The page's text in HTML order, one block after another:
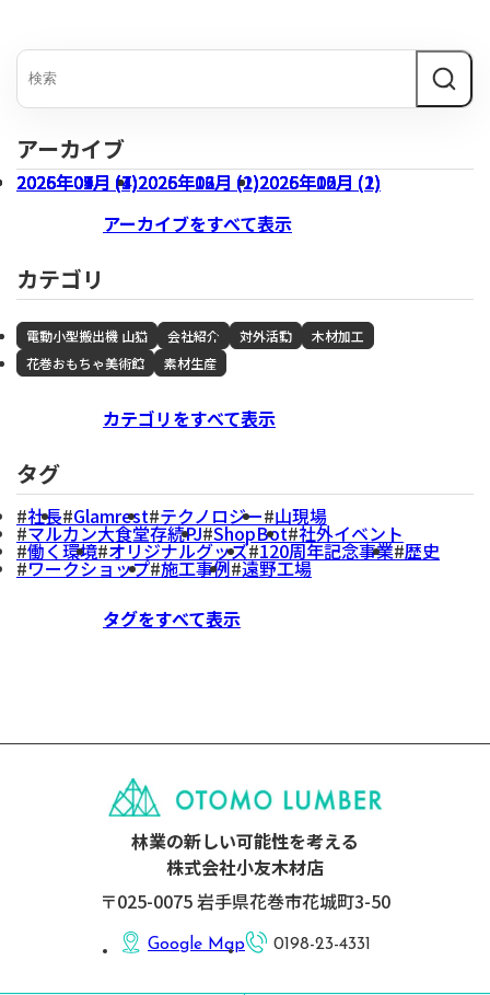
アーカイブ
2026年07月 (3)2026年06月 (1)2026年05月 (1)
2026年04月 (1)2026年03月 (1)2026年02月 (2)
2026年01月 (4)2025年12月 (2)2025年10月 (2)
2025年09月 (7)
アーカイブをすべて表示
カテゴリ
電動小型搬出機 山猫 会社紹介 対外活動
木材加工
花巻おもちゃ美術館
素材生産
カテゴリをすべて表示
タグ
社長 Glamrest テクノロジー 山現場
マルカン大食堂存続PJ ShopBot 社外イベント
働く環境 オリジナルグッズ 120周年記念事業 歴史
ワークショップ 施工事例 遠野工場
タグをすべて表示
林業の新しい可能性を考える
株式会社小友木材店
〒025-0075 岩手県花巻市花城町3-50
Google Map 0198-23-4331